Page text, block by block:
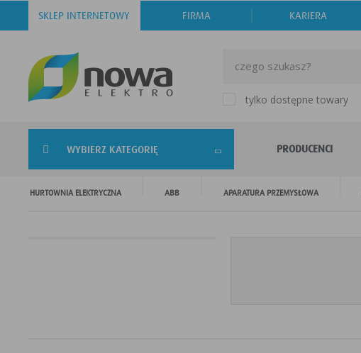
SKLEP INTERNETOWY FIRMA KARIERA
tylko dostępne towary
WYBIERZ KATEGORIĘ PRODUCENCI
HURTOWNIA ELEKTRYCZNA ABB APARATURA PRZEMYSŁOWA